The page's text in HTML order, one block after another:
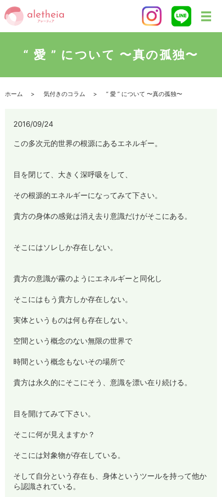
“ 愛 ” について 〜真の孤独〜
ホーム 気付きのコラム “ 愛 ” について 〜真の孤独〜
2016/09/24
この多次元的世界の根源にあるエネルギー。
目を閉じて、大きく深呼吸をして、
その根源的エネルギーになってみて下さい。
貴方の身体の感覚は消え去り意識だけがそこにある。
そこにはソレしか存在しない。
貴方の意識が霧のようにエネルギーと同化し
そこにはもう貴方しか存在しない。
実体というものは何も存在しない。
空間という概念のない無限の世界で
時間という概念もないその場所で
貴方は永久的にそこにそう、意識を漂い在り続ける。
目を開けてみて下さい。
そこに何が見えますか？
そこには対象物が存在している。
そして自分という存在も、身体というツールを持って他か
ら認識されている。